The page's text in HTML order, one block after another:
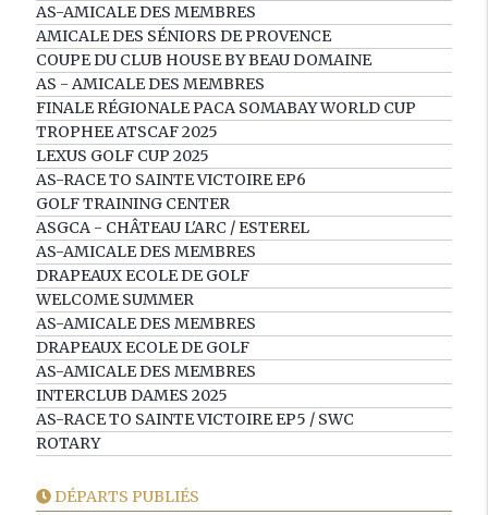
AS-AMICALE DES MEMBRES
AMICALE DES SÉNIORS DE PROVENCE
COUPE DU CLUB HOUSE BY BEAU DOMAINE
AS - AMICALE DES MEMBRES
FINALE RÉGIONALE PACA SOMABAY WORLD CUP
TROPHEE ATSCAF 2025
LEXUS GOLF CUP 2025
AS-RACE TO SAINTE VICTOIRE EP6
GOLF TRAINING CENTER
ASGCA - CHÂTEAU L'ARC / ESTEREL
AS-AMICALE DES MEMBRES
DRAPEAUX ECOLE DE GOLF
WELCOME SUMMER
AS-AMICALE DES MEMBRES
DRAPEAUX ECOLE DE GOLF
AS-AMICALE DES MEMBRES
INTERCLUB DAMES 2025
AS-RACE TO SAINTE VICTOIRE EP5 / SWC
ROTARY
DÉPARTS PUBLIÉS